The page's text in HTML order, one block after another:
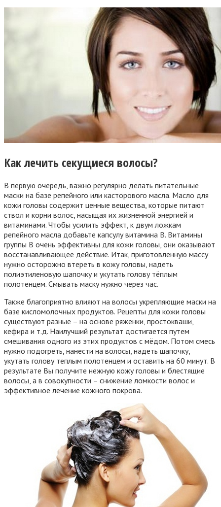
Как лечить секущиеся волосы?
В первую очередь, важно регулярно делать питательные
маски на базе репейного или касторового масла. Масло для
кожи головы содержит ценные вещества, которые питают
ствол и корни волос, насыщая их жизненной энергией и
витаминами. Чтобы усилить эффект, к двум ложкам
репейного масла добавьте капсулу витамина B. Витамины
группы B очень эффективны для кожи головы, они оказывают
восстанавливающее действие. Итак, приготовленную массу
нужно осторожно втереть в кожу головы, надеть
полиэтиленовую шапочку и укутать голову тёплым
полотенцем. Смывать маску нужно через час.
Также благоприятно влияют на волосы укрепляющие маски на
базе кисломолочных продуктов. Рецепты для кожи головы
существуют разные – на основе ряженки, простокваши,
кефира и т.д. Наилучший результат достигается путем
смешивания одного из этих продуктов с мёдом. Потом смесь
нужно подогреть, нанести на волосы, надеть шапочку,
укутать голову теплым полотенцем и оставить на 60 минут. В
результате Вы получите нежную кожу головы и блестящие
волосы, а в совокупности – снижение ломкости волос и
эффективное лечение кожного покрова.